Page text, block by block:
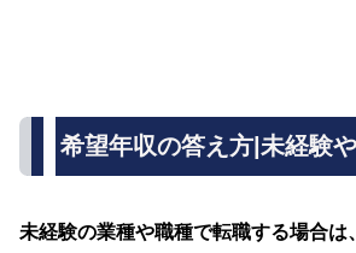
希望年収の答え方|未経験
未経験の業種や職種で転職する場合は